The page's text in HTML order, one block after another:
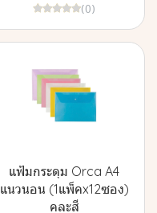
(0)
แฟ้มกระดุม Orca A4
แนวนอน (1แพ็คx12ซอง)
คละสี